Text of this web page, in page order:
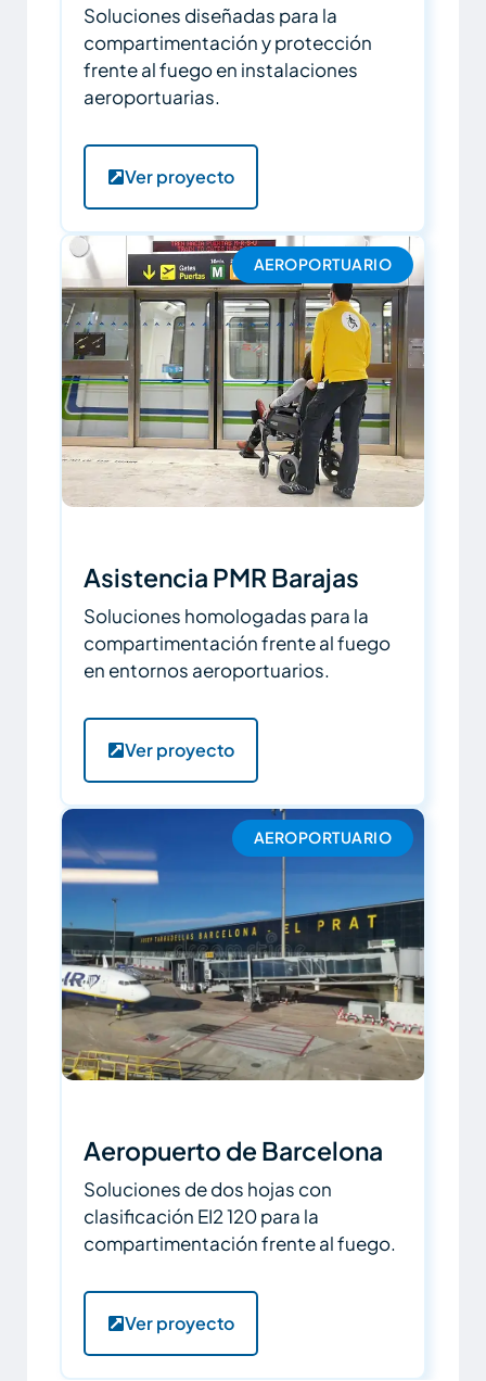
Soluciones diseñadas para la
compartimentación y protección
frente al fuego en instalaciones
aeroportuarias.
Ver proyecto
AEROPORTUARIO
Asistencia PMR Barajas
Soluciones homologadas para la
compartimentación frente al fuego
en entornos aeroportuarios.
Ver proyecto
AEROPORTUARIO
Aeropuerto de Barcelona
Soluciones de dos hojas con
clasificación EI2 120 para la
compartimentación frente al fuego.
Ver proyecto